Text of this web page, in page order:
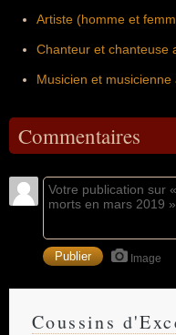
Artiste (homme et
Chanteur et chanteuse
Musicien et musicienne
Commentaires
Image
Coussins